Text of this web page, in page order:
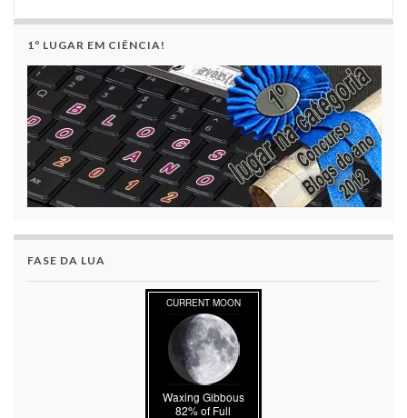
1º LUGAR EM CIÊNCIA!
FASE DA LUA